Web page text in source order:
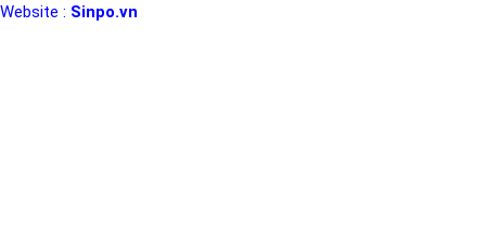
Website : Sinpo.vn